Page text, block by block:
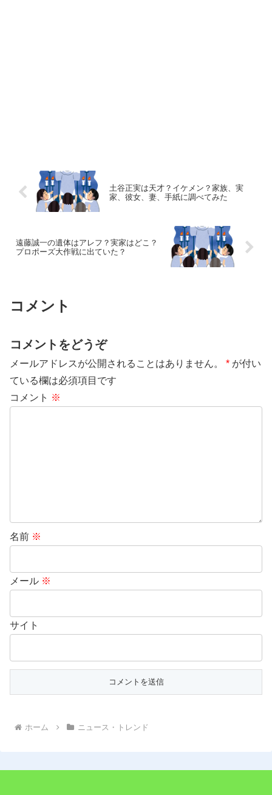
土谷正実は天才？イケメン？家族、実
家、彼女、妻、手紙に調べてみた
遠藤誠一の遺体はアレフ？実家はどこ？
プロポーズ大作戦に出ていた？
コメント
コメントをどうぞ
メールアドレスが公開されることはありません。 * が付い
ている欄は必須項目です
コメント ※
名前 ※
メール ※
サイト
ホーム ニュース・トレンド